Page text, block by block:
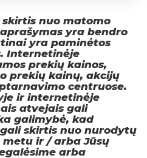
nuo matomo
yra bendro
yra paminėtos
Internetinėje
prekių kainos,
prekių kainų, akcijų
centruose.
ir internetinėje
atvejais gali
galimybė, kad
skirtis nuo nurodytų
ir / arba Jūsų
arba